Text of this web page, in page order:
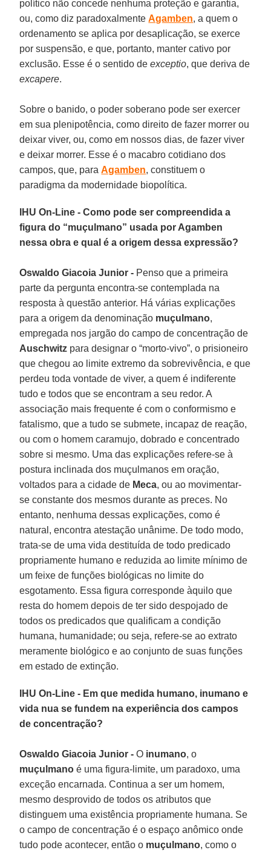
político não concede nenhuma proteção e garantia,
ou, como diz paradoxalmenteAgamben, a quem o
ordenamento se aplica por desaplicação, se exerce
por suspensão, e que, portanto, manter cativo por
exclusão. Esse é o sentido deexceptio, que deriva de
excapere.
Sobre o banido, o poder soberano pode ser exercer
em sua plenipotência, como direito de fazer morrer ou
deixar viver, ou, como em nossos dias, de fazer viver
e deixar morrer. Esse é o macabro cotidiano dos
campos, que, paraAgamben, constituem o
paradigma da modernidade biopolítica.
IHU On-Line - Como pode ser compreendida a
figura do “muçulmano” usada por Agamben
nessa obra e qual é a origem dessa expressão?
Oswaldo Giacoia Junior - Penso que a primeira
parte da pergunta encontra-se contemplada na
resposta à questão anterior. Há várias explicações
para a origem da denominação muçulmano,
empregada nos jargão do campo de concentração de
Auschwitz para designar o “morto-vivo”, o prisioneiro
que chegou ao limite extremo da sobrevivência, e que
perdeu toda vontade de viver, a quem é indiferente
tudo e todos que se encontram a seu redor. A
associação mais frequente é com o conformismo e
fatalismo, que a tudo se submete, incapaz de reação,
ou com o homem caramujo, dobrado e concentrado
sobre si mesmo. Uma das explicações refere-se à
postura inclinada dos muçulmanos em oração,
voltados para a cidade de Meca, ou ao movimentar-
se constante dos mesmos durante as preces. No
entanto, nenhuma dessas explicações, como é
natural, encontra atestação unânime. De todo modo,
trata-se de uma vida destituída de todo predicado
propriamente humano e reduzida ao limite mínimo de
um feixe de funções biológicas no limite do
esgotamento. Essa figura corresponde àquilo que
resta do homem depois de ter sido despojado de
todos os predicados que qualificam a condição
humana, humanidade; ou seja, refere-se ao extrato
meramente biológico e ao conjunto de suas funções
em estado de extinção.
IHU On-Line - Em que medida humano, inumano e
vida nua se fundem na experiência dos campos
de concentração?
Oswaldo Giacoia Junior - O inumano, o
muçulmano é uma figura-limite, um paradoxo, uma
exceção encarnada. Continua a ser um homem,
mesmo desprovido de todos os atributos que
distinguem uma existência propriamente humana. Se
o campo de concentração é o espaço anômico onde
tudo pode acontecer, então o muçulmano, como o